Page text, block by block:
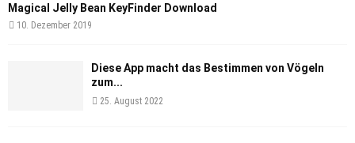
Magical Jelly Bean KeyFinder Download
10. Dezember 2019
Diese App macht das Bestimmen von Vögeln
zum...
25. August 2022